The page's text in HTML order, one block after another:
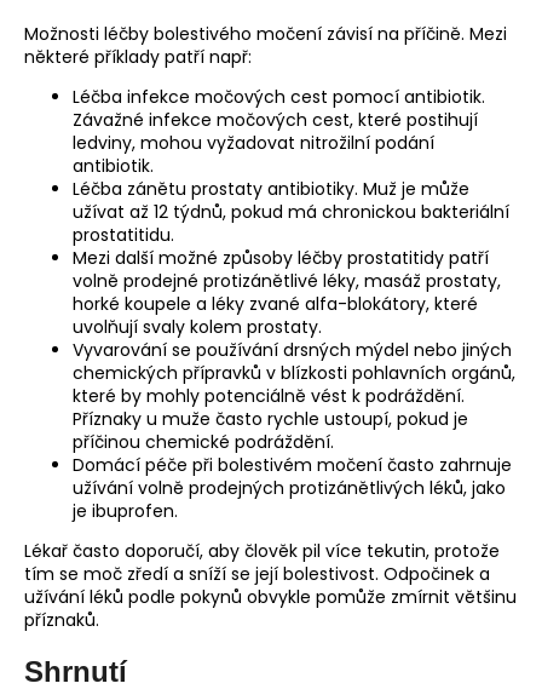
Možnosti léčby bolestivého močení závisí na příčině. Mezi
některé příklady patří např:
Léčba infekce močových cest pomocí antibiotik.
Závažné infekce močových cest, které postihují
ledviny, mohou vyžadovat nitrožilní podání
antibiotik.
Léčba zánětu prostaty antibiotiky. Muž je může
užívat až 12 týdnů, pokud má chronickou bakteriální
prostatitidu.
Mezi další možné způsoby léčby prostatitidy patří
volně prodejné protizánětlivé léky, masáž prostaty,
horké koupele a léky zvané alfa-blokátory, které
uvolňují svaly kolem prostaty.
Vyvarování se používání drsných mýdel nebo jiných
chemických přípravků v blízkosti pohlavních orgánů,
které by mohly potenciálně vést k podráždění.
Příznaky u muže často rychle ustoupí, pokud je
příčinou chemické podráždění.
Domácí péče při bolestivém močení často zahrnuje
užívání volně prodejných protizánětlivých léků, jako
je ibuprofen.
Lékař často doporučí, aby člověk pil více tekutin, protože
tím se moč zředí a sníží se její bolestivost. Odpočinek a
užívání léků podle pokynů obvykle pomůže zmírnit většinu
příznaků.
Shrnutí